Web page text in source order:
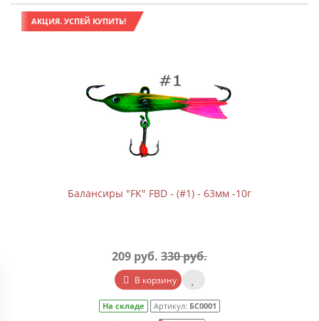
АКЦИЯ. УСПЕЙ КУПИТЬ!
Балансиры "FK" FBD - (#1) - 63мм -10г
209 руб. 330 руб.
В корзину
На складе Артикул: БС0001